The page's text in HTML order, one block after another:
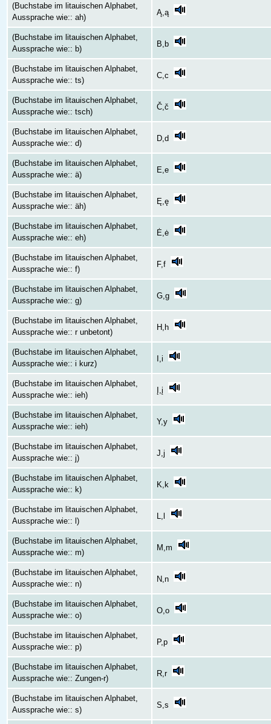
(Buchstabe im litauischen Alphabet,
Aussprache wie:: ah)
Ą,ą
(Buchstabe im litauischen Alphabet,
Aussprache wie:: b)
B,b
(Buchstabe im litauischen Alphabet,
Aussprache wie:: ts)
C,c
(Buchstabe im litauischen Alphabet,
Aussprache wie:: tsch)
Č,č
(Buchstabe im litauischen Alphabet,
Aussprache wie:: d)
D,d
(Buchstabe im litauischen Alphabet,
Aussprache wie:: ä)
E,e
(Buchstabe im litauischen Alphabet,
Aussprache wie:: äh)
Ę,ę
(Buchstabe im litauischen Alphabet,
Aussprache wie:: eh)
Ė,ė
(Buchstabe im litauischen Alphabet,
Aussprache wie:: f)
F,f
(Buchstabe im litauischen Alphabet,
Aussprache wie:: g)
G,g
(Buchstabe im litauischen Alphabet,
Aussprache wie:: r unbetont)
H,h
(Buchstabe im litauischen Alphabet,
Aussprache wie:: i kurz)
I,i
(Buchstabe im litauischen Alphabet,
Aussprache wie:: ieh)
Į,į
(Buchstabe im litauischen Alphabet,
Aussprache wie:: ieh)
Y,y
(Buchstabe im litauischen Alphabet,
Aussprache wie:: j)
J,j
(Buchstabe im litauischen Alphabet,
Aussprache wie:: k)
K,k
(Buchstabe im litauischen Alphabet,
Aussprache wie:: l)
L,l
(Buchstabe im litauischen Alphabet,
Aussprache wie:: m)
M,m
(Buchstabe im litauischen Alphabet,
Aussprache wie:: n)
N,n
(Buchstabe im litauischen Alphabet,
Aussprache wie:: o)
O,o
(Buchstabe im litauischen Alphabet,
Aussprache wie:: p)
P,p
(Buchstabe im litauischen Alphabet,
Aussprache wie:: Zungen-r)
R,r
(Buchstabe im litauischen Alphabet,
Aussprache wie:: s)
S,s